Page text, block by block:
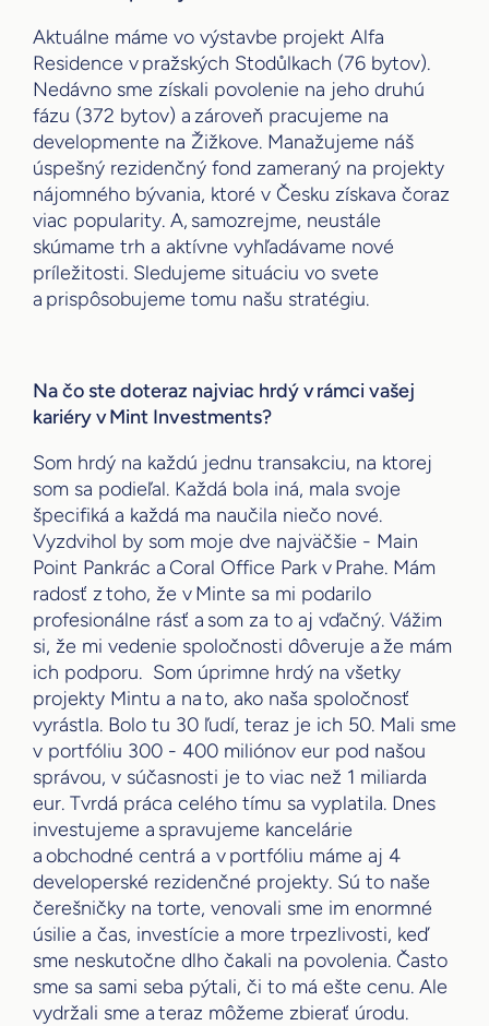
Aktuálne máme vo výstavbe projekt Alfa
Residence v pražských Stodůlkach (76 bytov).
Nedávno sme získali povolenie na jeho druhú
fázu (372 bytov) a zároveň pracujeme na
developmente na Žižkove. Manažujeme náš
úspešný rezidenčný fond zameraný na projekty
nájomného bývania, ktoré v Česku získava čoraz
viac popularity. A, samozrejme, neustále
skúmame trh a aktívne vyhľadávame nové
príležitosti. Sledujeme situáciu vo svete
a prispôsobujeme tomu našu stratégiu.
Na čo ste doteraz najviac hrdý v rámci vašej
kariéry v Mint Investments?
Som hrdý na každú jednu transakciu, na ktorej
som sa podieľal. Každá bola iná, mala svoje
špecifiká a každá ma naučila niečo nové.
Vyzdvihol by som moje dve najväčšie - Main
Point Pankrác a Coral Office Park v Prahe. Mám
radosť z toho, že v Minte sa mi podarilo
profesionálne rásť a som za to aj vďačný. Vážim
si, že mi vedenie spoločnosti dôveruje a že mám
ich podporu. Som úprimne hrdý na všetky
projekty Mintu a na to, ako naša spoločnosť
vyrástla. Bolo tu 30 ľudí, teraz je ich 50. Mali sme
v portfóliu 300 - 400 miliónov eur pod našou
správou, v súčasnosti je to viac než 1 miliarda
eur. Tvrdá práca celého tímu sa vyplatila. Dnes
investujeme a spravujeme kancelárie
a obchodné centrá a v portfóliu máme aj 4
developerské rezidenčné projekty. Sú to naše
čerešničky na torte, venovali sme im enormné
úsilie a čas, investície a more trpezlivosti, keď
sme neskutočne dlho čakali na povolenia. Často
sme sa sami seba pýtali, či to má ešte cenu. Ale
vydržali sme a teraz môžeme zbierať úrodu.